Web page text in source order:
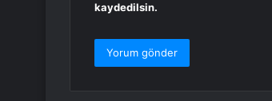
kaydedilsin.